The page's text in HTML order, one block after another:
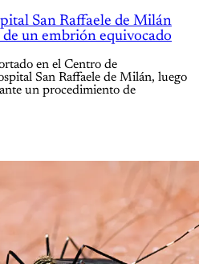
San Raffaele de Milán
un embrión equivocado
en el Centro de
San Raffaele de Milán, luego
un procedimiento de